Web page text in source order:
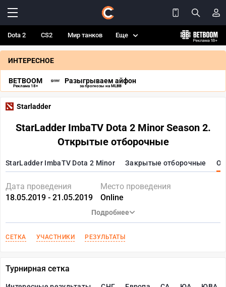
Dota 2 CS2 Мир танков Еще
ИНТЕРЕСНОЕ
BETBOOM
Реклама 18+
Разыгрываем айфон
за прогнозы на MLBB
Starladder
StarLadder ImbaTV Dota 2 Minor Season 2.
Открытые отборочные
StarLadder ImbaTV Dota 2 Minor Закрытые отборочные
Дата проведения
18.05.2019 - 21.05.2019
Место проведения
Online
Подробнее
СЕТКА УЧАСТНИКИ РЕЗУЛЬТАТЫ
Турнирная сетка